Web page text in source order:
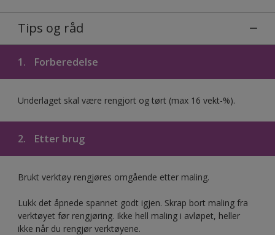
Tips og råd
1. Forberedelse
Underlaget skal være rengjort og tørt (max 16 vekt-%).
2. Etter brug
Brukt verktøy rengjøres omgående etter maling.
Lukk det åpnede spannet godt igjen. Skrap bort maling fra
verktøyet før rengjøring. Ikke hell maling i avløpet, heller
ikke når du rengjør verktøyene.